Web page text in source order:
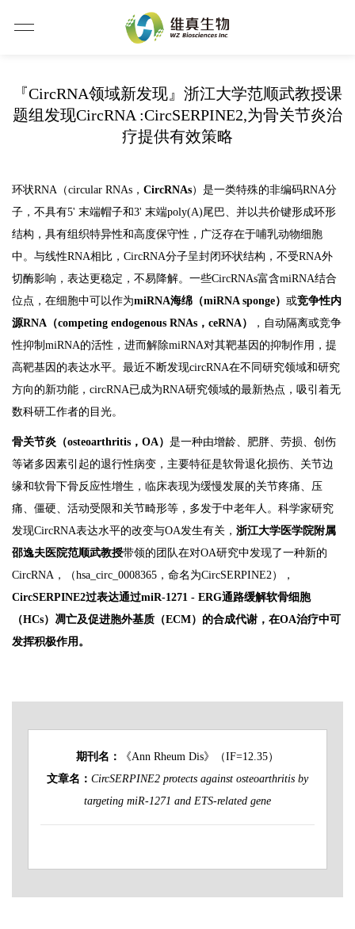
『CircRNA领域新发现』浙江大学范顺武教授课
题组发现CircRNA :CircSERPINE2,为骨关节炎治
疗提供有效策略
环状RNA（circular RNAs， CircRNAs）是一类特殊的非编码RNA分
子，不具有5' 末端帽子和3' 末端poly(A)尾巴、并以共价键形成环形
结构，具有组织特异性和高度保守性，广泛存在于哺乳动物细胞
中。与线性RNA相比，CircRNA分子呈封闭环状结构，不受RNA外
切酶影响，表达更稳定，不易降解。一些CircRNAs富含miRNA结合
位点，在细胞中可以作为miRNA海绵（miRNA sponge） 或竞争性内
源RNA（competing endogenous RNAs，ceRNA）
，自动隔离或竞争
性抑制miRNA的活性，进而解除miRNA对其靶基因的抑制作用，提
高靶基因的表达水平。最近不断发现circRNA在不同研究领域和研究
方向的新功能，circRNA已成为RNA研究领域的最新热点，吸引着无
数科研工作者的目光。
骨关节炎（osteoarthritis，OA） 是一种由增龄、肥胖、劳损、创伤
等诸多因素引起的退行性病变，主要特征是软骨退化损伤、关节边
缘和软骨下骨反应性增生，临床表现为缓慢发展的关节疼痛、压
痛、僵硬、活动受限和关节畸形等，多发于中老年人。科学家研究
发现CircRNA表达水平的改变与OA发生有关， 浙江大学医学院附属
邵逸夫医院范顺武教授带领的团队在对OA研究中发现了一种新的
CircRNA，（hsa_circ_0008365，命名为CircSERPINE2），
CircSERPINE2过表达通过miR-1271 - ERG通路缓解软骨细胞
（HCs）凋亡及促进胞外基质（ECM）的合成代谢，在OA治疗中可
发挥积极作用。
期刊名：
《Ann Rheum Dis》（IF=12.35）
文章名： CircSERPINE2 protects against osteoarthritis by
targeting miR-1271 and ETS-related gene